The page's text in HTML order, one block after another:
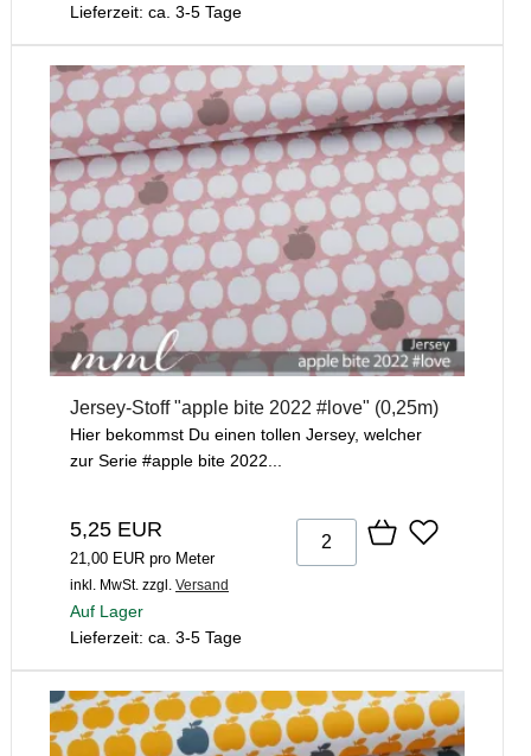
Lieferzeit: ca. 3-5 Tage
Jersey-Stoff "apple bite 2022 #love" (0,25m)
Hier bekommst Du einen tollen Jersey, welcher
zur Serie #apple bite 2022...
5,25 EUR
21,00 EUR pro Meter
inkl. MwSt. zzgl. Versand
Auf Lager
Lieferzeit: ca. 3-5 Tage